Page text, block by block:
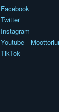
Facebook
Twitter
Instagram
Youtube -
TikTok